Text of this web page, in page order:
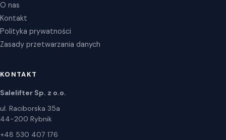
O nas
Kontakt
Polityka prywatności
Zasady przetwarzania danych
KONTAKT
Salelifter Sp. z o.o.
ul. Raciborska 35a
44-200 Rybnik
+48 530 407 176